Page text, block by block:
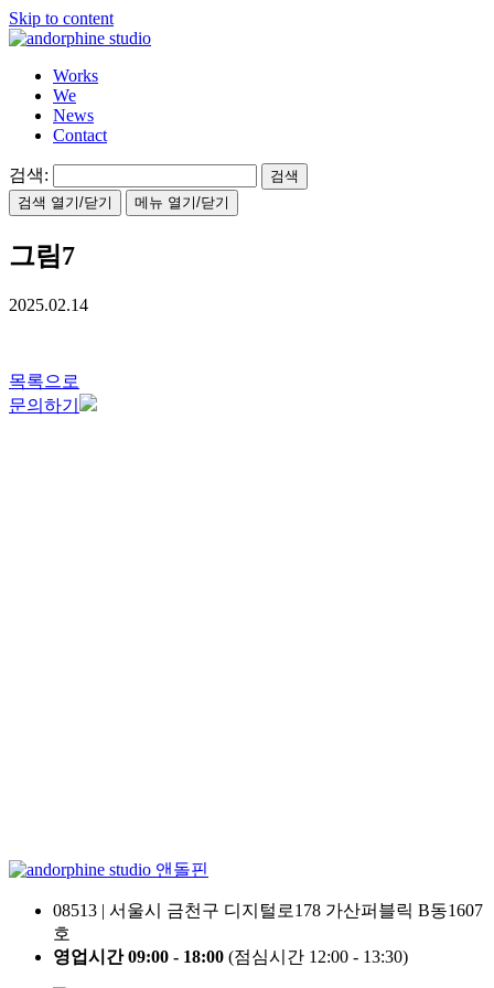
Skip to content
Works
We
News
Contact
검색:
검색 열기/닫기 메뉴 열기/닫기
그림7
2025.02.14
목록으로
문의하기
앤돌핀
08513 | 서울시 금천구 디지털로178 가산퍼블릭 B동1607
호
영업시간 09:00 - 18:00 (점심시간 12:00 - 13:30)